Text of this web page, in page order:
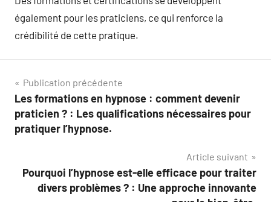
également pour les praticiens, ce qui renforce la
crédibilité de cette pratique.
Navigation
de
l’article
Publication précédente
Les formations en hypnose : comment devenir
praticien ? : Les qualifications nécessaires pour
pratiquer l’hypnose.
Article suivant
Pourquoi l’hypnose est-elle efficace pour traiter
divers problèmes ? : Une approche innovante